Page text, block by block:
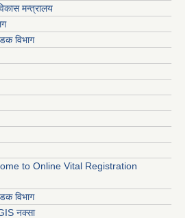
मन्त्रालय
विभाग
to Online Vital Registration
विभाग
नक्सा